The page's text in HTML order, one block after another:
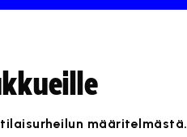
määritelmästä.